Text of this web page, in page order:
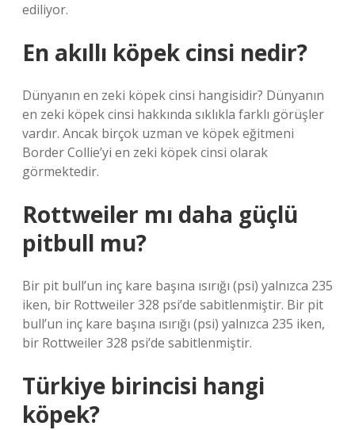
ediliyor.
En akıllı köpek cinsi nedir?
Dünyanın en zeki köpek cinsi hangisidir? Dünyanın
en zeki köpek cinsi hakkında sıklıkla farklı görüşler
vardır. Ancak birçok uzman ve köpek eğitmeni
Border Collie’yi en zeki köpek cinsi olarak
görmektedir.
Rottweiler mı daha güçlü
pitbull mu?
Bir pit bull’un inç kare başına ısırığı (psi) yalnızca 235
iken, bir Rottweiler 328 psi’de sabitlenmiştir. Bir pit
bull’un inç kare başına ısırığı (psi) yalnızca 235 iken,
bir Rottweiler 328 psi’de sabitlenmiştir.
Türkiye birincisi hangi
köpek?